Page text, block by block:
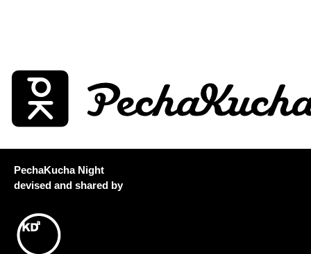
PechaKucha Night
devised and shared by